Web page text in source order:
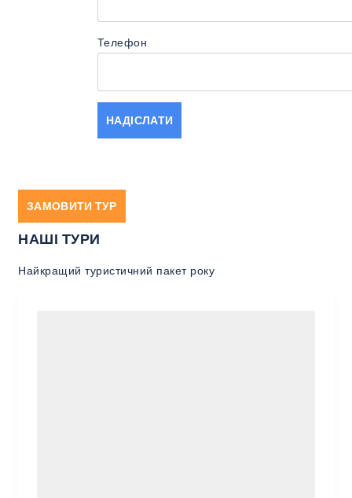
Телефон
ЗАМОВИТИ ТУР
НАШІ ТУРИ
Найкращий туристичний пакет року